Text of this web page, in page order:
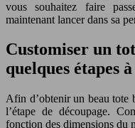
vous souhaitez faire
maintenant lancer dans sa
Customiser un
quelques étapes
Afin d’obtenir un beau tote
l’étape de découpage.
fonction des dimensions du